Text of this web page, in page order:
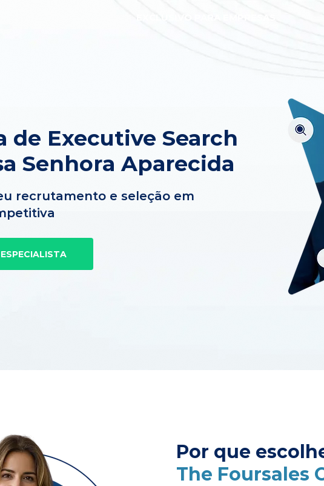
de Executive Search
Senhora Aparecida
recrutamento e seleção em
Por que
The Foursales